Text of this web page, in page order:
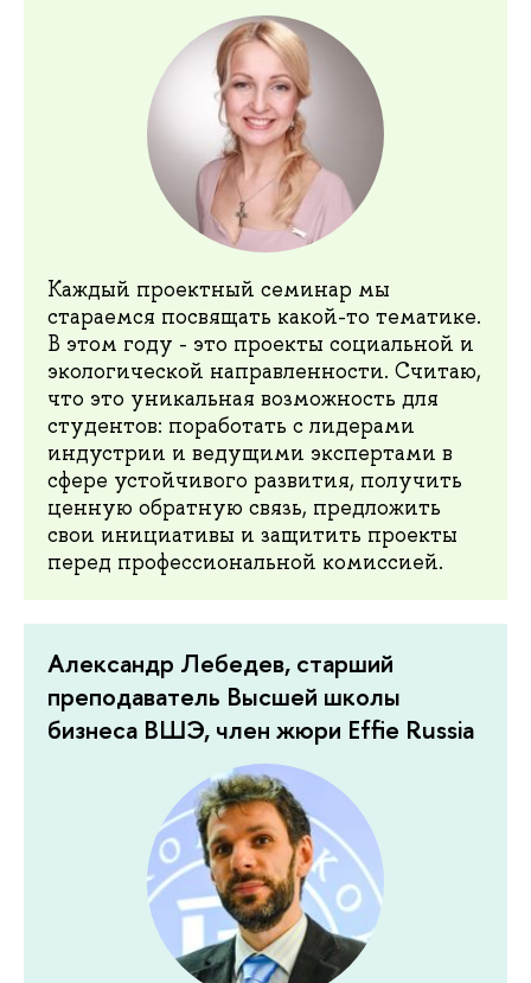
Каждый проектный семинар мы
стараемся посвящать какой-то тематике.
В этом году - это проекты социальной и
экологической направленности. Считаю,
что это уникальная возможность для
студентов: поработать с лидерами
индустрии и ведущими экспертами в
сфере устойчивого развития, получить
ценную обратную связь, предложить
свои инициативы и защитить проекты
перед профессиональной комиссией.
Александр Лебедев, старший
преподаватель Высшей школы
бизнеса ВШЭ, член жюри Effie Russia